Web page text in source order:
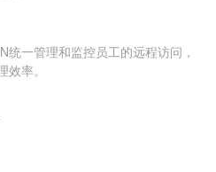
统一管理和监控员工的远程访问，
率。